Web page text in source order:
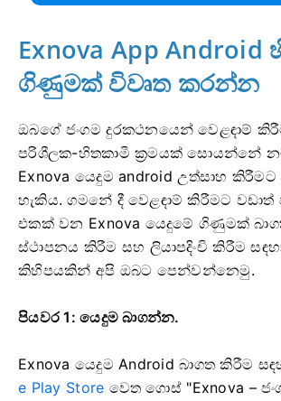
Exnova App Android
ගිණුමක් විවෘත කරන්න
ඔබගේ ජංගම දුරකථනයෙන් වෙළඳාම්
පරිශීලක-හිතකාමී ක්‍රමයක් සොයන්නේ
Exnova යෙදුම android උත්සාහ
හැකිය. ගමනේ දී වෙළඳාම් කිරීමට
එකක් වන Exnova යෙදුමේ ගිණුමක්
ස්ථාපනය කිරීම සහ ලියාපදිංචි කිරීම
කිහිපයකින් අපි ඔබට පෙන්වන්නෙමු.
පියවර 1: යෙදුම බාගන්න.
Exnova යෙදුම Android බාගත කිරීම
e Play Store වෙත ගොස් "Exnova –